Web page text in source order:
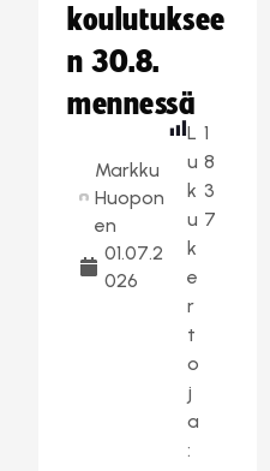
koulutuksee
n 30.8.
mennessä
Markku
Huopon
en
01.07.2
026
L
u
k
u
k
e
r
t
o
j
a
:
1
8
3
7